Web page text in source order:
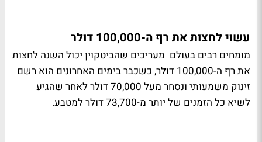
עשוי לחצות את רף ה-100,000 דולר
מומחים רבים בעולם מעריכים שהביטקוין יכול השנה לחצות
את רף ה-100,000 דולר, כשכבר בימים האחרונים הוא רשם
זינוק משמעותי ונסחר מעל 70,000 דולר לאחר שהגיע
לשיא כל הזמנים של יותר מ-73,700 דולר למטבע.